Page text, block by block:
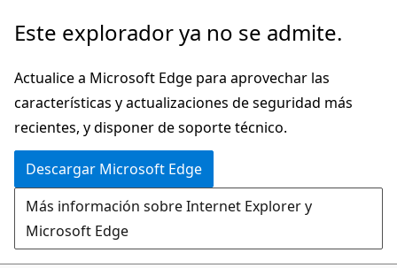
Ir
contenido
principal
Este explorador ya no se admite.
Actualice a Microsoft Edge para aprovechar las
características y actualizaciones de seguridad más
recientes, y disponer de soporte técnico.
Descargar Microsoft Edge
Más información sobre Internet Explorer y
Microsoft Edge